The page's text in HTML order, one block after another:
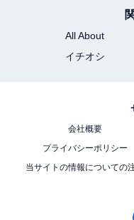
※画像はイメージです
※店舗によって取り扱
All About
イチオシ
会社概要
プライバシーポリシー
当サイトの情報についての